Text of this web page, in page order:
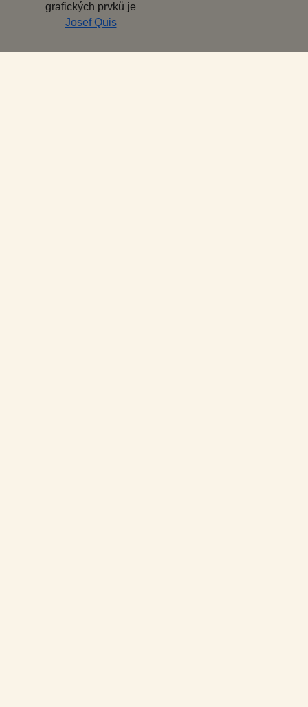
grafických prvků je
Josef Quis